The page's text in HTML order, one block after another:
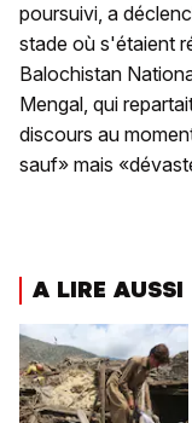
poursuivi, a
stade où s'étaient
Balochistan
Mengal, qui
discours au
sauf» mais
A LIRE AUSSI